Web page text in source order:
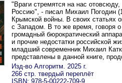
"Враги стремятся на нас
Россию", - писал Михаил Погодин
Крымской войны. В своих статьях
с Западом. В то же время, говоря о
громадный бюрократический
и прочие недостатки российской
младший современник Михаил
представлены в данной книге,
Изд-во Алгоритм. 2025 г.
266 стр. твердый переплёт
ISBN: 978-5-00222-709-9